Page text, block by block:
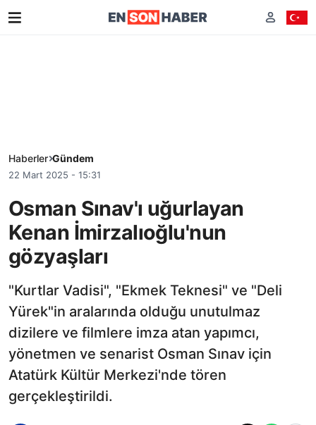
Haberler Gündem
22 Mart 2025 - 15:31
Osman Sınav'ı uğurlayan
Kenan İmirzalıoğlu'nun
gözyaşları
"Kurtlar Vadisi", "Ekmek Teknesi" ve "Deli
Yürek"in aralarında olduğu unutulmaz
dizilere ve filmlere imza atan yapımcı,
yönetmen ve senarist Osman Sınav için
Atatürk Kültür Merkezi'nde tören
gerçekleştirildi.